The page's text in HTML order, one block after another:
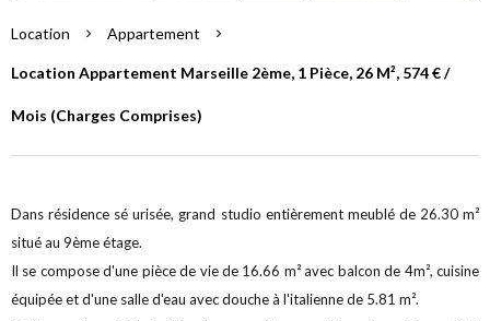
Location Appartement
Location Appartement Marseille 2ème, 1 Pièce, 26 M², 574 € /
Mois (Charges Comprises)
Dans résidence sé urisée, grand studio entièrement meublé de 26.30 m²
situé au 9ème étage.
Il se compose d'une pièce de vie de 16.66 m² avec balcon de 4m², cuisine
équipée et d'une salle d'eau avec douche à l'italienne de 5.81 m².